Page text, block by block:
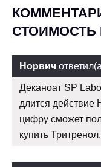
СТОИМОСТЬ
Норвич
Деканоат SP
длится
цифру сможет
купить Тритренол.